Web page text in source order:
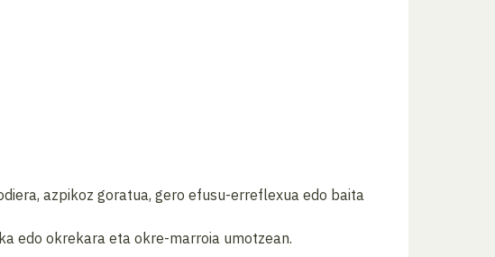
azpikoz goratua, gero efusu-erreflexua edo baita
edo okrekara eta okre-marroia umotzean.